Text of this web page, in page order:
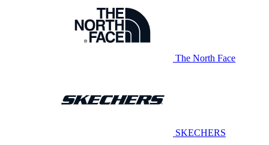
The North Face
SKECHERS